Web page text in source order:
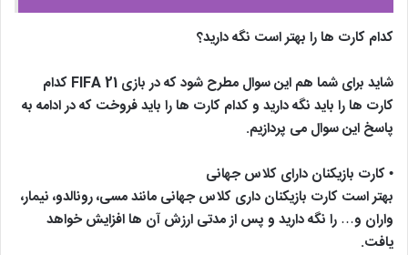
کدام کارت ها را بهتر است نگه دارید؟
شاید برای شما هم این سوال مطرح شود که در بازی FIFA 21 کدام
کارت ها را باید نگه دارید و کدام کارت ها را باید فروخت که در ادامه به
پاسخ این سوال می پردازیم.
• کارت بازیکنان دارای کلاس جهانی
بهتر است کارت بازیکنان داری کلاس جهانی مانند مسی، رونالدو، نیمار،
واران و… را نگه دارید و پس از مدتی ارزش آن ها افزایش خواهد
یافت.